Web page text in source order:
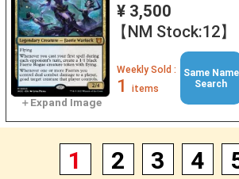
¥ 3,500
【NM Stock:12】
Weekly Sold :
1 items
Same Name
Search
1 2 3 4